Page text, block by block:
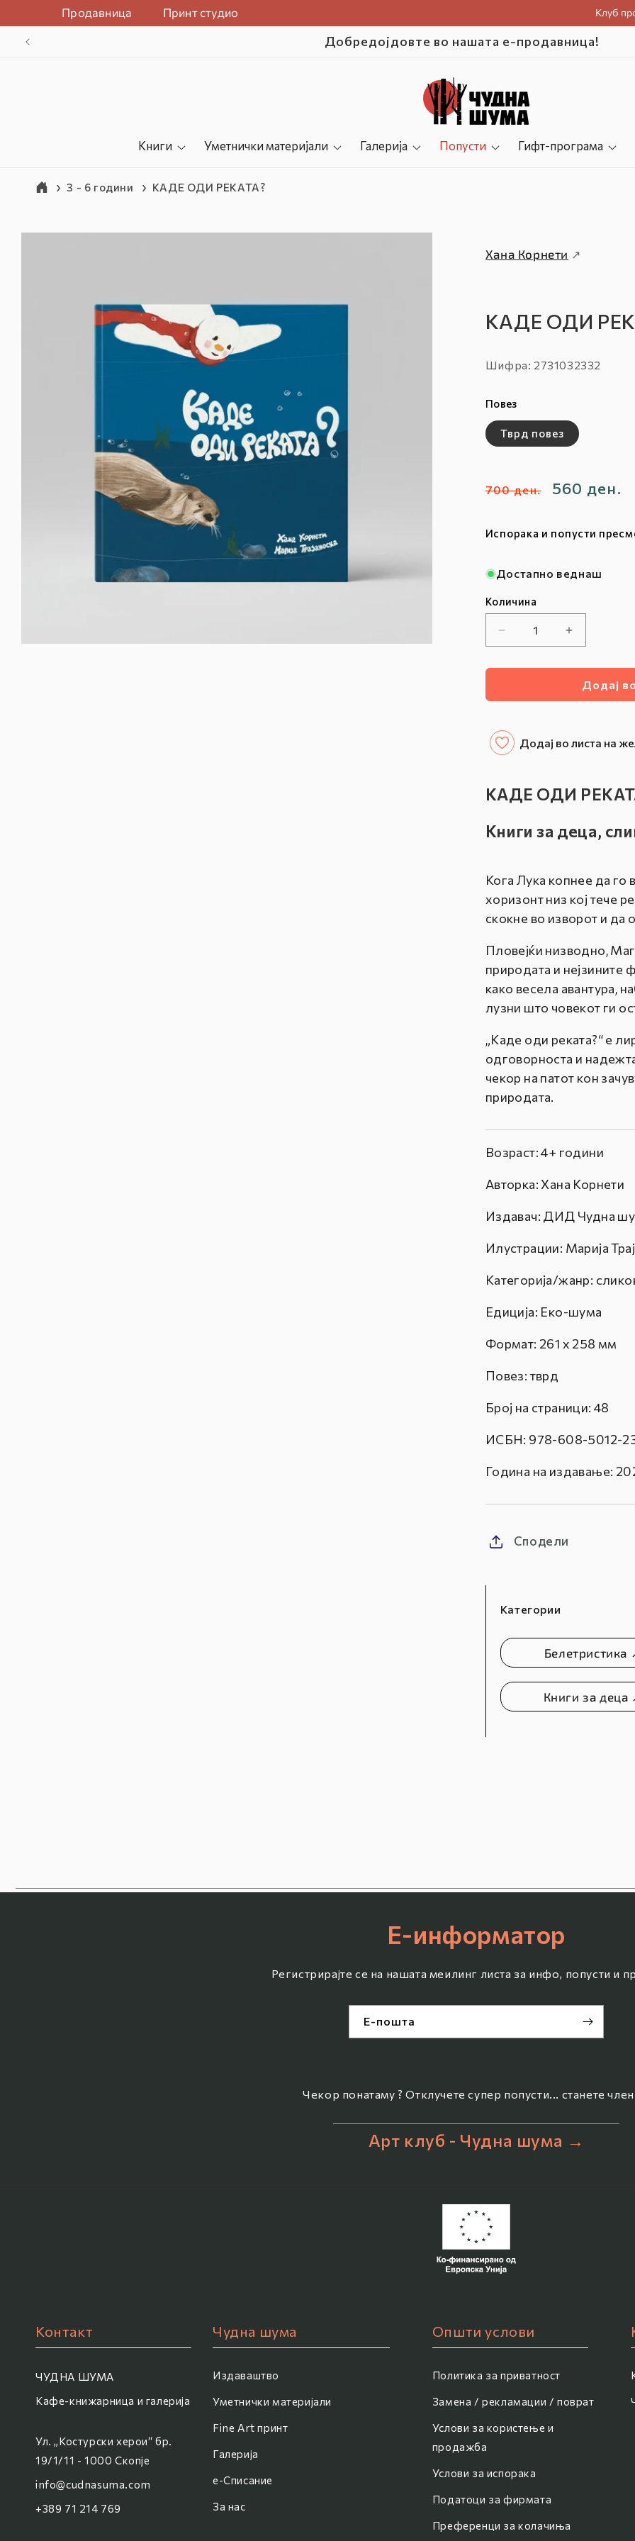
Прејдете на
содржината
Продавница Принт студио Клуб
-10% на прва нарачка ! Купон при плаќање:
Книги Уметнички материјали Галерија Попусти Гифт-програма
3 - 6 години КАДЕ ОДИ РЕКАТА?
Прејдете на
Хана Корнети ↗
КАДЕ ОДИ
Шифра:
Шифра: 2731032332
Повез
Тврд повез
Редовна
700 ден.
Продажна
560 ден.
Испорака и попусти
Достапно веднаш
Количина
Намалете
количината
КАДЕ
РЕКАТА?
Зголемете
КАДЕ
Додај
Додај во листа на
КАДЕ ОДИ
Книги за деца,
Кога Лука копнее да го
хоризонт низ кој тече
скокне во изворот и да
Пловејќи низводно,
природата и нејзините
како весела авантура,
лузни што човекот ги
„Каде оди реката?“ е
одговорноста и
чекор на патот кон
природата.
Возраст: 4+ години
Авторка: Хана Корнети
Издавач: ДИД Чудна
Илустрации: Марија
Категорија/жанр:
Едиција: Еко-шума
Формат: 261 x 258 мм
Повез: тврд
Број на страници: 48
ИСБН: 978-608-5012-
Година на издавање:
Сподели
Категории
Белетристика
Книги за деца
Е-информатор
Регистрирајте се на нашата меилинг листа за инфо, попусти и
Е-пошта
Чекор понатаму ? Отклучете супер попусти... станете член
Арт клуб - Чудна шума →
Контакт
ЧУДНА ШУМА
Кафе-книжарница и галерија
Ул. „Костурски херои“ бр.
19/1/11 - 1000 Скопје
info@cudnasuma.com
+389 71 214 769
Чудна шума
Издаваштво
Уметнички материјали
Fine Art принт
Галерија
e-Списание
За нас
Општи услови
Политика за приватност
Замена / рекламации / поврат
Услови за користење и
продажба
Услови за испорака
Податоци за фирмата
Преференци за колачиња